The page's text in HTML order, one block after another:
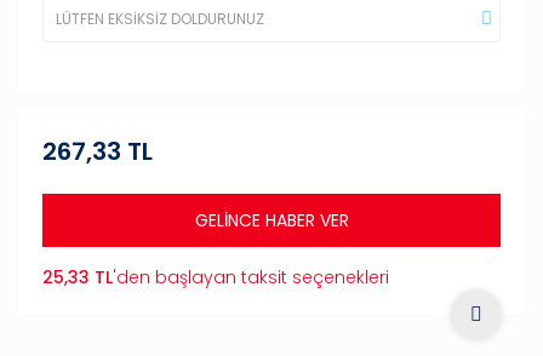
267,33 TL
GELİNCE HABER VER
25,33 TL'den başlayan taksit seçenekleri